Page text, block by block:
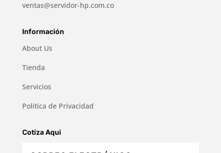
ventas@servidor-hp.com.co
Información
About Us
Tienda
Servicios
Politica de Privacidad
Cotiza Aqui